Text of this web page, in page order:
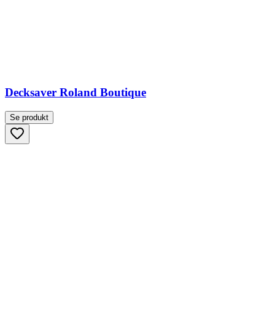
Decksaver Roland Boutique
Se produkt